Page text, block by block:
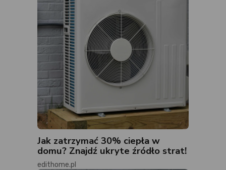
Jak zatrzymać 30% ciepła w
domu? Znajdź ukryte źródło strat!
edithome.pl